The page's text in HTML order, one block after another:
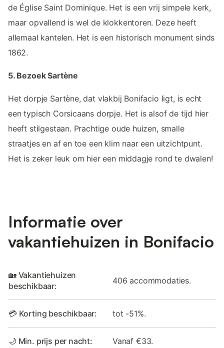
de Église Saint Dominique. Het is een vrij simpele kerk,
maar opvallend is wel de klokkentoren. Deze heeft
allemaal kantelen. Het is een historisch monument sinds
1862.
5. Bezoek Sartène
Het dorpje Sartène, dat vlakbij Bonifacio ligt, is echt
een typisch Corsicaans dorpje. Het is alsof de tijd hier
heeft stilgestaan. Prachtige oude huizen, smalle
straatjes en af en toe een klim naar een uitzichtpunt.
Het is zeker leuk om hier een middagje rond te dwalen!
Informatie over
vakantiehuizen in Bonifacio
🏡 Vakantiehuizen
beschikbaar:
406 accommodaties.
💳 Korting beschikbaar: tot -51%.
🌙 Min. prijs per nacht: Vanaf €33.